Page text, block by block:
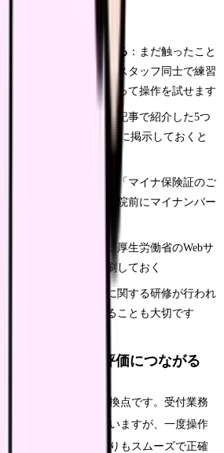
くべき準備
確認端末の操作に慣れる ：まだ触ったこと
が来ていない時間帯にスタッフ同士で練習
イナンバーカードを使って操作を試せます
ャートを作成する
：本記事で紹介した5つ
A4一枚にまとめ、受付に掲示しておくと
を準備する
：待合室に「マイナ保険証のご
ポスターを掲示し、来院前にマイナンバー
促す
書の様式を確認する
：厚生労働省のWebサ
ダウンロードし、印刷しておく
院内でマイナ保険証に関する研修が行われ
から管理者に提案することも大切です
応が看護師の評価につながる
医療制度の大きな転換点です。受付業務
務フローの変更を伴いますが、一度操作
保険証の目視確認よりもスムーズで正確